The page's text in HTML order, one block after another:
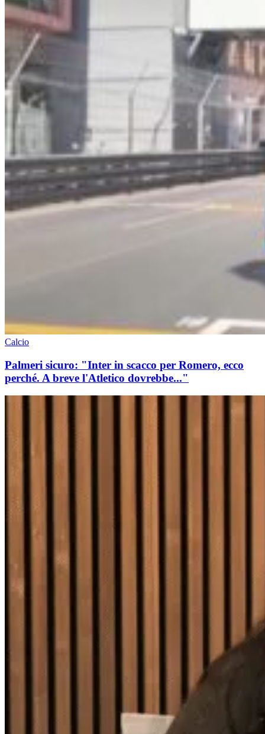
Calcio
Palmeri sicuro: "Inter in scacco per Romero, ecco
perché. A breve l'Atletico dovrebbe..."